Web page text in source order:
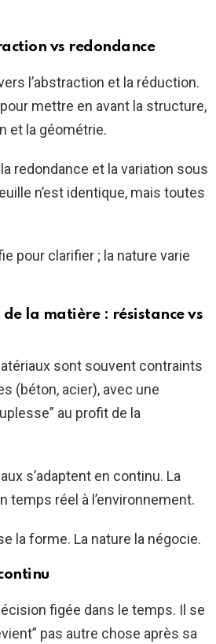
vs redondance
l’abstraction et la réduction.
mettre en avant la structure,
et la géométrie.
redondance et la variation sous
n’est identique, mais toutes
pour clarifier ; la nature varie
la matière : résistance vs
sont souvent contraints
(béton, acier), avec une
au profit de la
s’adaptent en continu. La
temps réel à l’environnement.
la forme. La nature la négocie.
figée dans le temps. Il se
pas autre chose après sa